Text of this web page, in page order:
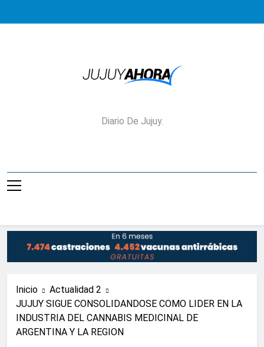
Jujuy Ahora!
Diario De Jujuy.
Inicio
Actualidad 2
JUJUY SIGUE CONSOLIDANDOSE COMO LIDER EN LA
INDUSTRIA DEL CANNABIS MEDICINAL DE
ARGENTINA Y LA REGION